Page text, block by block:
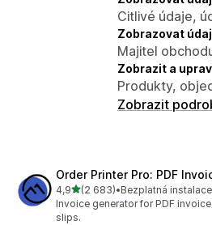
Citlivé údaje,
Zobrazovat
Majitel
Zobrazit a
Produkty,
Zobrazit
Order Printer Pro: PDF
4,9z 5 hvězd
(2 683)
Celkový počet recenzí: 2683
•Bezplatná instalace
Invoice generator for PDF
slips.